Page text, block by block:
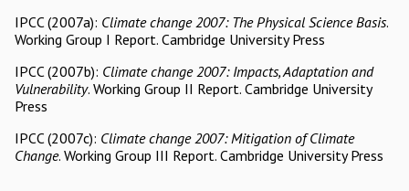
IPCC (2007a): Climate change 2007: The Physical Science Basis.
Working Group I Report. Cambridge University Press
IPCC (2007b): Climate change 2007: Impacts, Adaptation and
Vulnerability. Working Group II Report. Cambridge University
Press
IPCC (2007c): Climate change 2007: Mitigation of Climate
Change. Working Group III Report. Cambridge University Press